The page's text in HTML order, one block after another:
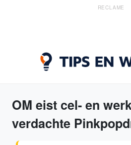
RECLAME
OM eist cel- en
verdachte